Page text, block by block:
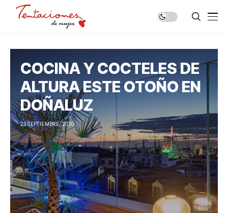
COCINA Y COCTELES DE
ALTURA ESTE OTOÑO EN
DOÑALUZ
23 SEPTIEMBRE, 2020